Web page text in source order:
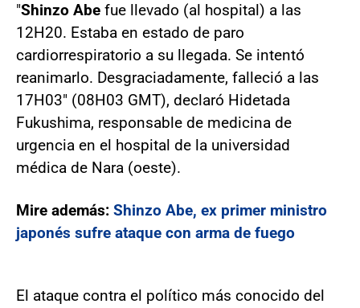
"Shinzo Abe fue llevado (al hospital) a las
12H20. Estaba en estado de paro
cardiorrespiratorio a su llegada. Se intentó
reanimarlo. Desgraciadamente, falleció a las
17H03" (08H03 GMT), declaró Hidetada
Fukushima, responsable de medicina de
urgencia en el hospital de la universidad
médica de Nara (oeste).
Mire además: Shinzo Abe, ex primer ministro
japonés sufre ataque con arma de fuego
El ataque contra el político más conocido del